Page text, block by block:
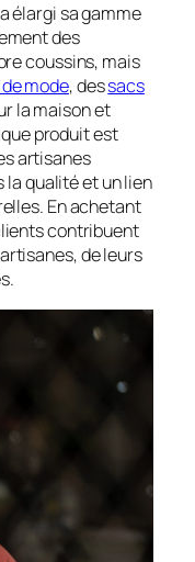
élargi sa gamme
des
coussins, mais
mode, dessacs
la maison et
produit est
artisanes
la qualité et un lien
En achetant
contribuent
de leurs